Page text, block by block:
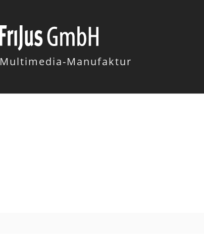
Multimedia-Manufaktur